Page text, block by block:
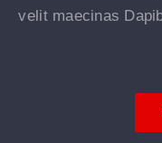
velit maecinas